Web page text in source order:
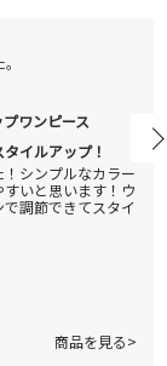
ワンピース
イルアップ！
シンプルなカラー
いと思います！ウ
調節できてスタイ
商品を見る>